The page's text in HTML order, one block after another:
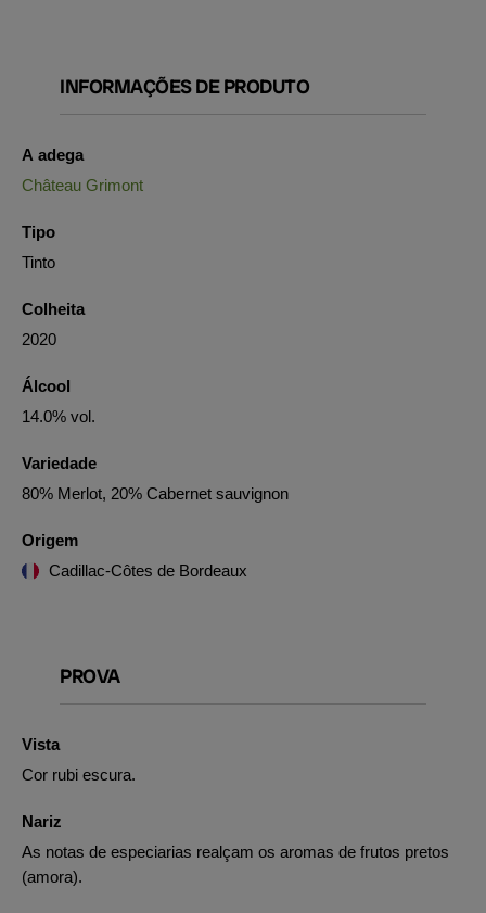
INFORMAÇÕES DE PRODUTO
A adega
Château Grimont
Tipo
Tinto
Colheita
2020
Álcool
14.0% vol.
Variedade
80% Merlot, 20% Cabernet sauvignon
Origem
Cadillac-Côtes de Bordeaux
PROVA
Vista
Cor rubi escura.
Nariz
As notas de especiarias realçam os aromas de frutos pretos
(amora).